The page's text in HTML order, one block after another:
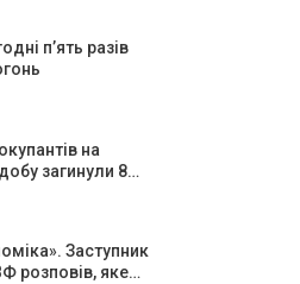
п’ять разів
на
загинули 8…
Заступник
розповів, яке…